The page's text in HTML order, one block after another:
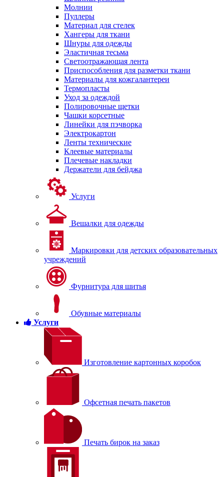
Молнии
Пуллеры
Материал для стелек
Хангеры для ткани
Шнуры для одежды
Эластичная тесьма
Светоотражающая лента
Приспособления для разметки ткани
Материалы для кожгалантереи
Термопласты
Уход за одеждой
Полировочные щетки
Чашки корсетные
Линейки для пэчворка
Электрокартон
Ленты технические
Клеевые материалы
Плечевые накладки
Держатели для бейджа
Услуги
Вешалки для одежды
Маркировки для детских образовательных
учреждений
Фурнитура для шитья
Обувные материалы
Услуги
Изготовление картонных коробок
Офсетная печать пакетов
Печать бирок на заказ